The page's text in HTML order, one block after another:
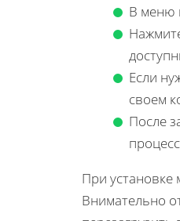
В меню
Если
своем
После
При установке
Внимательно